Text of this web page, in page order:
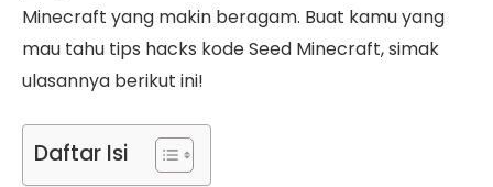
Minecraft yang makin beragam. Buat kamu yang
mau tahu tips hacks kode Seed Minecraft, simak
ulasannya berikut ini!
Daftar Isi